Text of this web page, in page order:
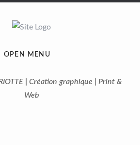
OPEN MENU
| Création graphique | Print &
Web